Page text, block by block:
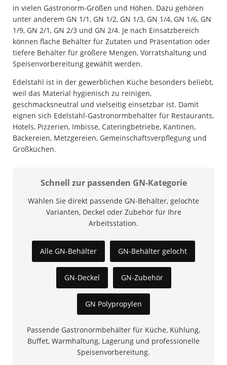
in vielen Gastronorm-Größen und Höhen. Dazu gehören
unter anderem GN 1/1, GN 1/2, GN 1/3, GN 1/4, GN 1/6, GN
1/9, GN 2/1, GN 2/3 und GN 2/4. Je nach Einsatzbereich
können flache Behälter für Zutaten und Präsentation oder
tiefere Behälter für größere Mengen, Vorratshaltung und
Speisenvorbereitung gewählt werden.
Edelstahl ist in der gewerblichen Küche besonders beliebt,
weil das Material hygienisch zu reinigen,
geschmacksneutral und vielseitig einsetzbar ist. Damit
eignen sich Edelstahl-Gastronormbehälter für Restaurants,
Hotels, Pizzerien, Imbisse, Cateringbetriebe, Kantinen,
Bäckereien, Metzgereien, Gemeinschaftsverpflegung und
Großküchen.
Schnell zur passenden GN-Kategorie
Wählen Sie direkt passende GN-Behälter, gelochte
Varianten, Deckel oder Zubehör für Ihre
Arbeitsstation.
Alle GN-Behälter GN-Behälter gelocht
GN-Deckel GN-Zubehör
GN Polypropylen
Passende Gastronormbehälter für Küche, Kühlung,
Buffet, Warmhaltung, Lagerung und professionelle
Speisenvorbereitung.